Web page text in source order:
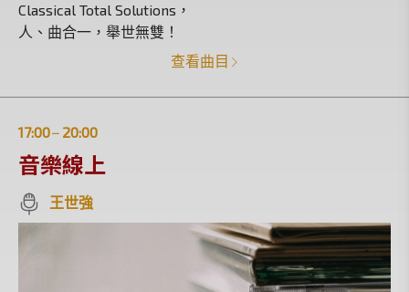
Classical Total Solutions，
人、曲合一，舉世無雙！
查看曲目
17:00 | 20:00
音樂線上
王世強